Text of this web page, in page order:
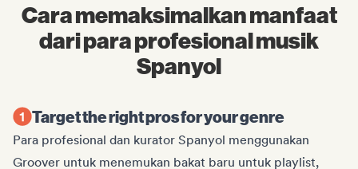
Cara memaksimalkan manfaat
dari para profesional musik
Spanyol
Target the right pros for your genre
Para profesional dan kurator Spanyol menggunakan
Groover untuk menemukan bakat baru untuk playlist,